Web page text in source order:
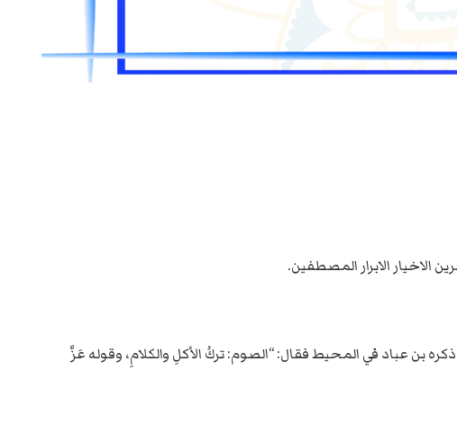
الاخيار الابرار المصطفين.
عباد في المحيط فقال: “الصوم: تركُ الأكلِ والكلامِ، وقوله عَزَّ